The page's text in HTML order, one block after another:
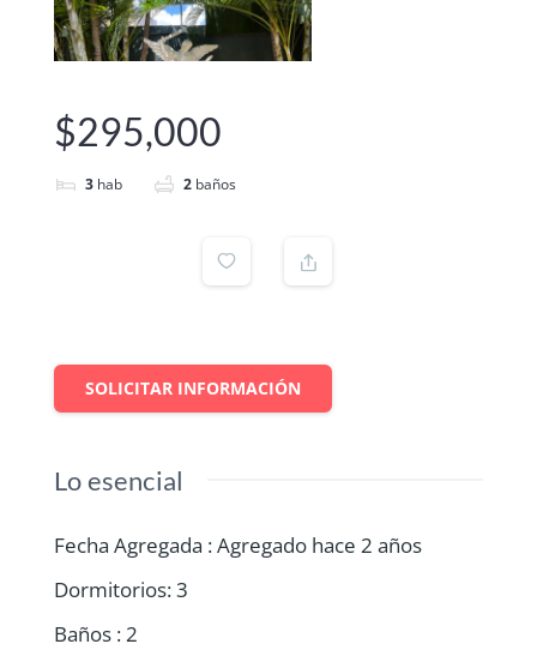
$295,000
3 hab 2 baños
SOLICITAR INFORMACIÓN
Lo esencial
Fecha Agregada :Agregado hace 2 años
Dormitorios:3
Baños :2